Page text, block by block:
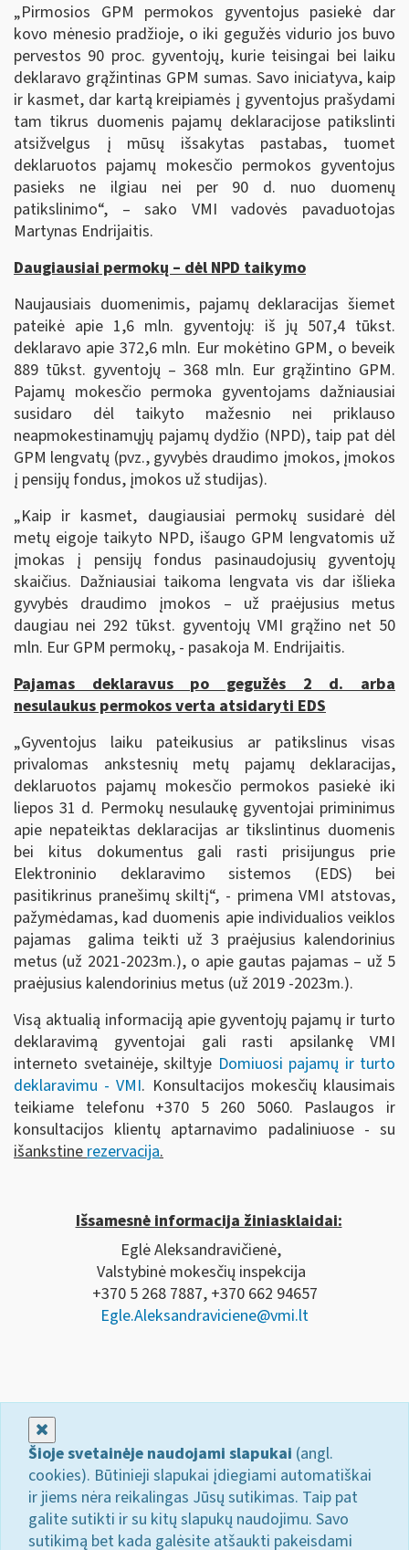
„Pirmosios GPM permokos gyventojus pasiekė dar
kovo mėnesio pradžioje, o iki gegužės vidurio jos buvo
pervestos 90 proc. gyventojų, kurie teisingai bei laiku
deklaravo grąžintinas GPM sumas. Savo iniciatyva, kaip
ir kasmet, dar kartą kreipiamės į gyventojus prašydami
tam tikrus duomenis pajamų deklaracijose patikslinti
atsižvelgus į mūsų išsakytas pastabas, tuomet
deklaruotos pajamų mokesčio permokos gyventojus
pasieks ne ilgiau nei per 90 d. nuo duomenų
patikslinimo“, – sako VMI vadovės pavaduotojas
Martynas Endrijaitis.
Daugiausiai permokų – dėl NPD taikymo
Naujausiais duomenimis, pajamų deklaracijas šiemet
pateikė apie 1,6 mln. gyventojų: iš jų 507,4 tūkst.
deklaravo apie 372,6 mln. Eur mokėtino GPM, o beveik
889 tūkst. gyventojų – 368 mln. Eur grąžintino GPM.
Pajamų mokesčio permoka gyventojams dažniausiai
susidaro dėl taikyto mažesnio nei priklauso
neapmokestinamųjų pajamų dydžio (NPD), taip pat dėl
GPM lengvatų (pvz., gyvybės draudimo įmokos, įmokos
į pensijų fondus, įmokos už studijas).
„Kaip ir kasmet, daugiausiai permokų susidarė dėl
metų eigoje taikyto NPD, išaugo GPM lengvatomis už
įmokas į pensijų fondus pasinaudojusių gyventojų
skaičius. Dažniausiai taikoma lengvata vis dar išlieka
gyvybės draudimo įmokos – už praėjusius metus
daugiau nei 292 tūkst. gyventojų VMI grąžino net 50
mln. Eur GPM permokų, - pasakoja M. Endrijaitis.
Pajamas deklaravus po gegužės 2 d. arba
nesulaukus permokos verta atsidaryti EDS
„Gyventojus laiku pateikusius ar patikslinus visas
privalomas ankstesnių metų pajamų deklaracijas,
deklaruotos pajamų mokesčio permokos pasiekė iki
liepos 31 d. Permokų nesulaukę gyventojai priminimus
apie nepateiktas deklaracijas ar tikslintinus duomenis
bei kitus dokumentus gali rasti prisijungus prie
Elektroninio deklaravimo sistemos (EDS) bei
pasitikrinus pranešimų skiltį“, - primena VMI atstovas,
pažymėdamas, kad duomenis apie individualios veiklos
pajamas galima teikti už 3 praėjusius kalendorinius
metus (už 2021-2023m.), o apie gautas pajamas – už 5
praėjusius kalendorinius metus (už 2019 -2023m.).
Visą aktualią informaciją apie gyventojų pajamų ir turto
deklaravimą gyventojai gali rasti apsilankę VMI
interneto svetainėje, skiltyje Domiuosi pajamų ir turto
deklaravimu - VMI. Konsultacijos mokesčių klausimais
teikiame telefonu +370 5 260 5060. Paslaugos ir
konsultacijos klientų aptarnavimo padaliniuose - su
išankstinerezervacija.
Išsamesnė informacija žiniasklaidai:
Eglė Aleksandravičienė,
Valstybinė mokesčių inspekcija
+370 5 268 7887, +370 662 94657
Egle.Aleksandraviciene@vmi.lt
Šioje svetainėje naudojami slapukai (angl.
cookies). Būtinieji slapukai įdiegiami automatiškai
ir jiems nėra reikalingas Jūsų sutikimas. Taip pat
galite sutikti ir su kitų slapukų naudojimu. Savo
sutikimą bet kada galėsite atšaukti pakeisdami